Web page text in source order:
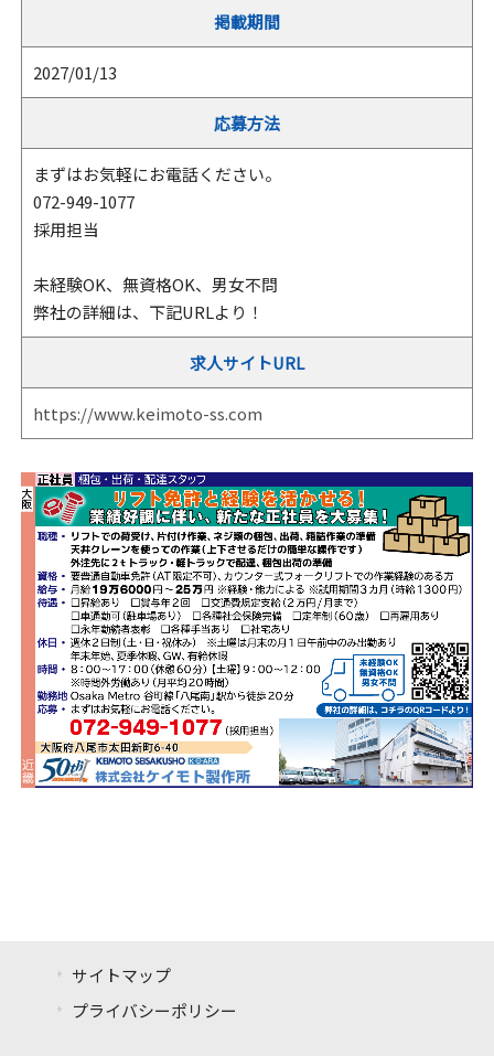
掲載期間
2027/01/13
応募方法
まずはお気軽にお電話ください。
072-949-1077
採用担当
未経験OK、無資格OK、男女不問
弊社の詳細は、下記URLより！
求人サイトURL
https://www.keimoto-ss.com
サイトマップ
プライバシーポリシー